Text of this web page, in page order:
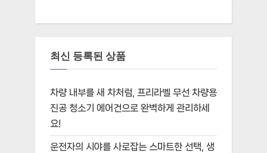
최신 등록된 상품
차량 내부를 새 차처럼, 프리라벨 무선 차량용
진공 청소기 에어건으로 완벽하게 관리하세
요!
운전자의 시야를 사로잡는 스마트한 선택, 생